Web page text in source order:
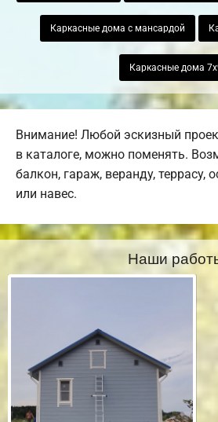
Каркасные дома с мансардой
Каркасные дома
Внимание! Любой эскизный
в каталоге, можно поменять.
балкон, гараж, веранду, террасу,
или навес.
Наши